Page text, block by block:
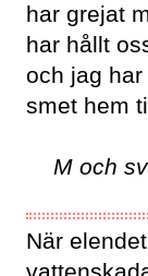
har grejat
har hållt
och jag
smet hem
M och
När